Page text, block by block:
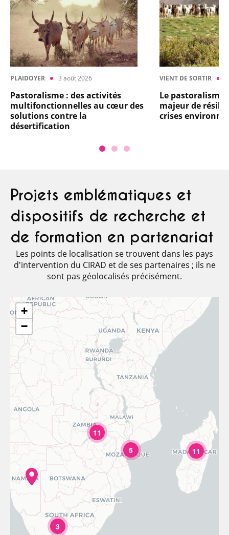
PLAIDOYER 3 août 2026
Pastoralisme : des activités
multifonctionnelles au cœur des
solutions contre la
désertification
VIENT DE SORTIR
Le pastoralisme
majeur de
crises
Projets emblématiques et
dispositifs de recherche et
de formation en partenariat
Les points de localisation se trouvent dans les pays
d'intervention du CIRAD et de ses partenaires ; ils ne
sont pas géolocalisés précisément.
11
3
5
11
+
−